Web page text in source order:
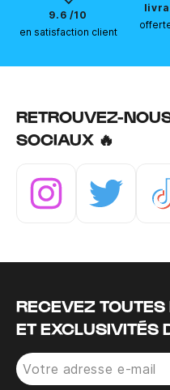
9.6 /10
en satisfaction client
RETROUVEZ-
SOCIAUX 🔥
RECEVEZ
ET EXCLUSIVITÉS